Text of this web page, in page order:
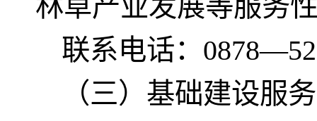
林草产业发展等服务
联系电话：
（三）基础建设服